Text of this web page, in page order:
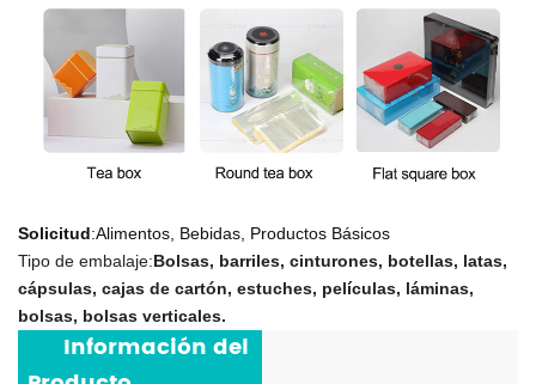
Solicitud:Alimentos, Bebidas, Productos Básicos
Tipo de embalaje:Bolsas, barriles, cinturones, botellas, latas,
cápsulas, cajas de cartón, estuches, películas, láminas,
bolsas, bolsas verticales.
Información del